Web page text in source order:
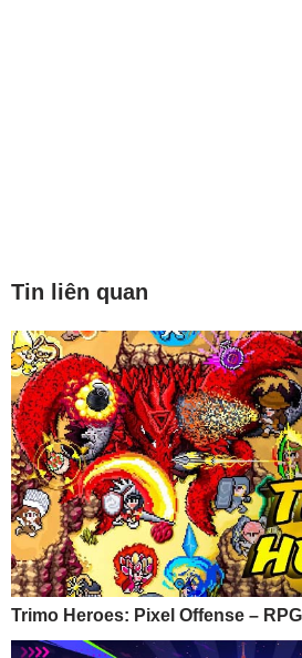
Tin liên quan
Trimo Heroes: Pixel Offense –